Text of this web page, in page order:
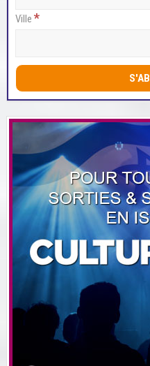
Ville *